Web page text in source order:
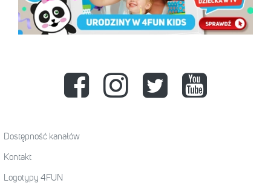
Dostępność kanałów
Kontakt
Logotypy 4FUN